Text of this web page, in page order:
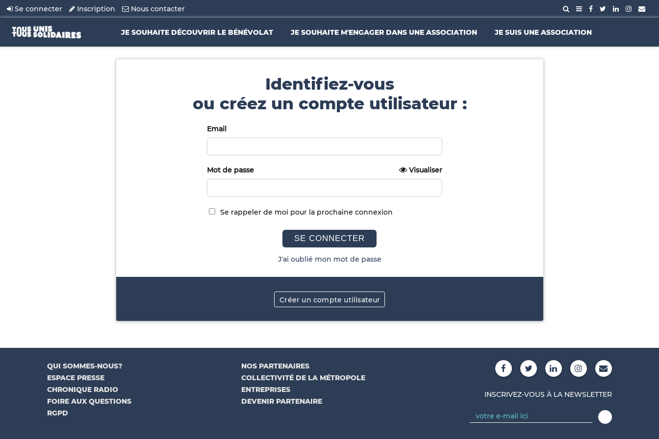
Se connecter Inscription Nous contacter
JE SOUHAITE DÉCOUVRIR LE BÉNÉVOLAT JE SOUHAITE M'ENGAGER DANS UNE ASSOCIATION JE SUIS UNE ASSOCIATION
Identifiez-vous
ou créez un compte utilisateur :
Email
Mot de passe Visualiser
Se rappeler de moi pour la prochaine connexion
SE CONNECTER
J'ai oublié mon mot de passe
Créer un compte utilisateur
QUI SOMMES-NOUS?
ESPACE PRESSE
CHRONIQUE RADIO
FOIRE AUX QUESTIONS
RGPD
NOS PARTENAIRES
COLLECTIVITÉ DE LA MÉTROPOLE
ENTREPRISES
DEVENIR PARTENAIRE
INSCRIVEZ-VOUS À LA NEWSLETTER